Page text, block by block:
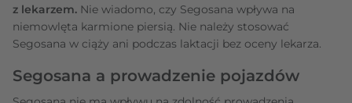
z lekarzem. Nie wiadomo, czy Segosana wpływa na
niemowlęta karmione piersią. Nie należy stosować
Segosana w ciąży ani podczas laktacji bez oceny lekarza.
Segosana a prowadzenie pojazdów